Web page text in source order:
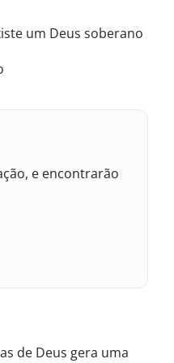
um Deus soberano
e encontrarão
de Deus gera uma